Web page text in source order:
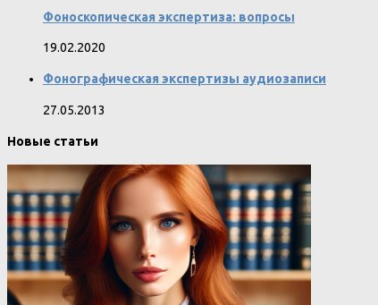
Фоноскопическая экспертиза: вопросы
19.02.2020
Фонографическая экспертизы аудиозаписи
27.05.2013
Новые статьи